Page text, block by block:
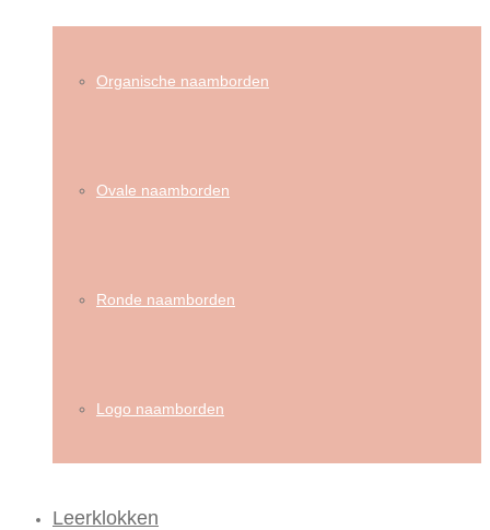
Organische naamborden
Ovale naamborden
Ronde naamborden
Logo naamborden
Leerklokken